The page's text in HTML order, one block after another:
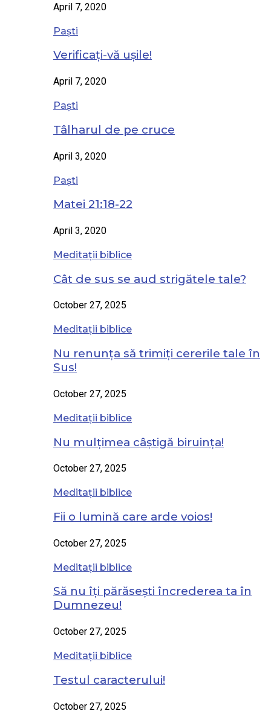
April 7, 2020
Paști
Verificați-vă ușile!
April 7, 2020
Paști
Tâlharul de pe cruce
April 3, 2020
Paști
Matei 21:18-22
April 3, 2020
Meditații biblice
Cât de sus se aud strigătele tale?
October 27, 2025
Meditații biblice
Nu renunța să trimiți cererile tale în
Sus!
October 27, 2025
Meditații biblice
Nu mulțimea câștigă biruința!
October 27, 2025
Meditații biblice
Fii o lumină care arde voios!
October 27, 2025
Meditații biblice
Să nu îți părăsești încrederea ta în
Dumnezeu!
October 27, 2025
Meditații biblice
Testul caracterului!
October 27, 2025